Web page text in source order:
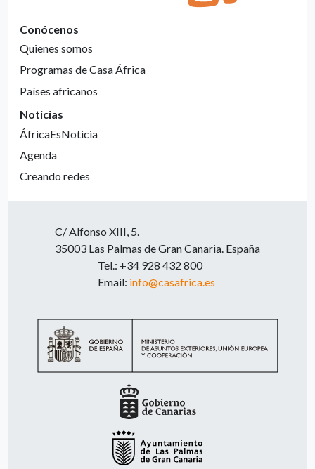
Conócenos
Quienes somos
Programas de Casa África
Países africanos
Noticias
ÁfricaEsNoticia
Agenda
Creando redes
C/ Alfonso XIII, 5.
35003 Las Palmas de Gran Canaria. España
Tel.: +34 928 432 800
Email: info@casafrica.es